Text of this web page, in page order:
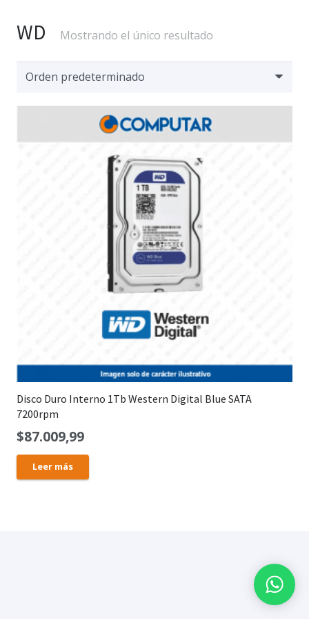
WD Mostrando el único resultado
Disco Duro Interno 1Tb Western Digital Blue SATA
7200rpm
$87.009,99
Leer más